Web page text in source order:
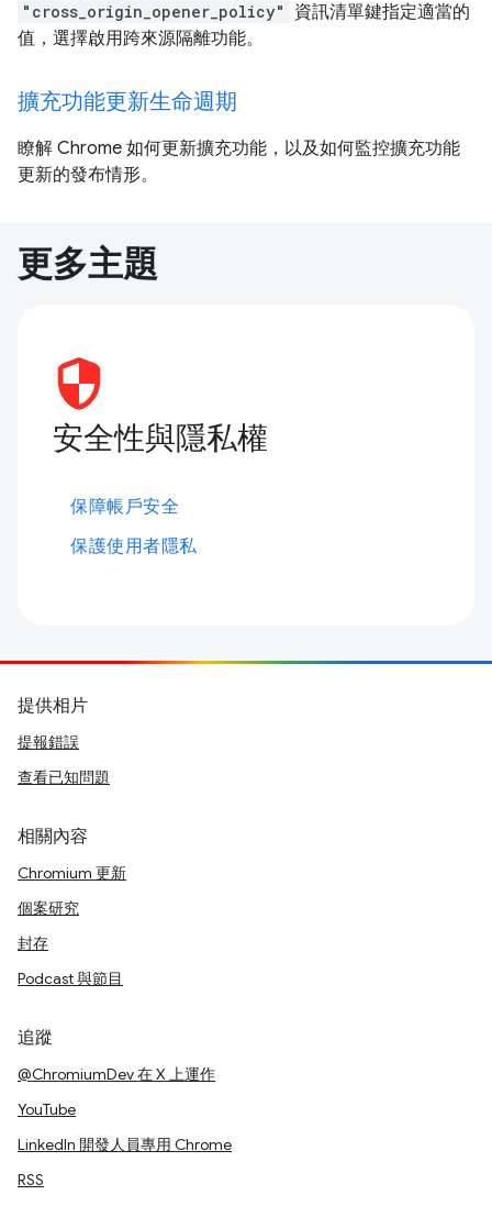
"cross_origin_opener_policy"
資訊清單鍵指定適當的
值，選擇啟用跨來源隔離功能。
擴充功能更新生命週期
瞭解 Chrome 如何更新擴充功能，以及如何監控擴充功能
更新的發布情形。
更多主題
安全性與隱私權
保障帳戶安全
保護使用者隱私
提供相片
提報錯誤
查看已知問題
相關內容
Chromium 更新
個案研究
封存
Podcast 與節目
追蹤
@ChromiumDev 在 X 上運作
YouTube
LinkedIn 開發人員專用 Chrome
RSS